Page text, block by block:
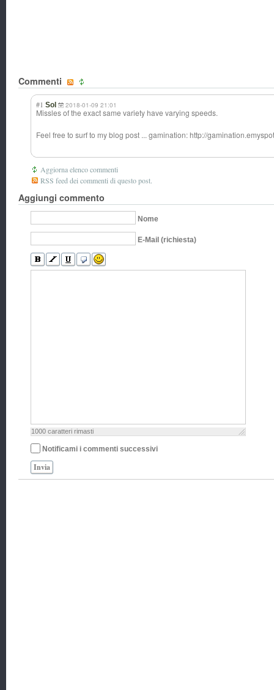
Commenti
#1 Sol 2018-01-09 21:01
Missles of the exact same variety have varying speeds.
Feel free to surf to my blog post ... gamination: http://
Aggiorna elenco commenti
RSS feed dei commenti di questo post.
Aggiungi commento
Nome
E-Mail (richiesta)
1000 caratteri rimasti
Notificami i commenti successivi
Invia